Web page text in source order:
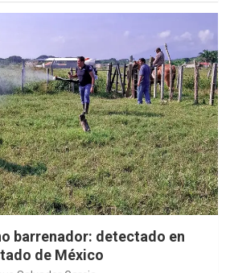
barrenador: detectado en
de México